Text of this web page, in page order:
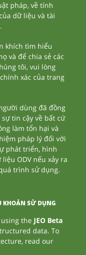
pháp, về tính
dữ liệu và tài
khích tìm hiểu
và để chia sẻ các
tôi, vui lòng
xác của trang
dùng đã đồng
tin cậy về bất cứ
làm tổn hại và
pháp lý đối với
phát triển, hình
ODV nếu xảy ra
trình sử dụng.
KHOẢN SỬ DỤNG
using the JEO Beta
data. To
read our